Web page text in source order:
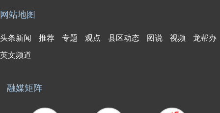
网站地图
头条新闻 推荐 专题 观点 县区动态 图说 视频 龙帮办
英文频道
融媒矩阵